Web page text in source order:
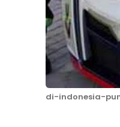
di-indonesia-